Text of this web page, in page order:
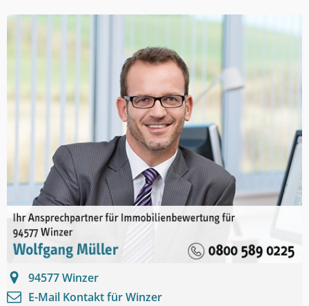
94577Winzer
E-Mail Kontakt fürWinzer